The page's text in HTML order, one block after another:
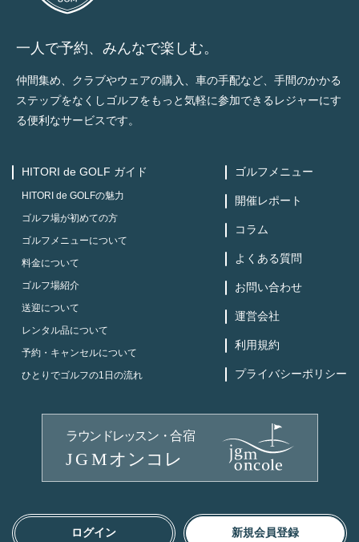
一人で予約、みんなで楽しむ。
仲間集め、クラブやウェアの購入、車の手配など、手間のかかる
ステップをなくしゴルフをもっと気軽に参加できるレジャーにす
る便利なサービスです。
HITORI de GOLF ガイド
HITORI de GOLFの魅力
ゴルフ場が初めての方
ゴルフメニューについて
料金について
ゴルフ場紹介
送迎について
レンタル品について
予約・キャンセルについて
ひとりでゴルフの1日の流れ
ゴルフメニュー
開催レポート
コラム
よくある質問
お問い合わせ
運営会社
利用規約
プライバシーポリシー
ログイン 新規会員登録